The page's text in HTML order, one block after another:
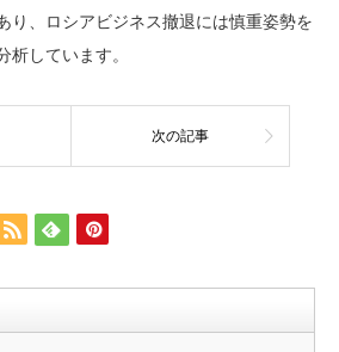
り、ロシアビジネス撤退には慎重姿勢を
析しています。
次の記事